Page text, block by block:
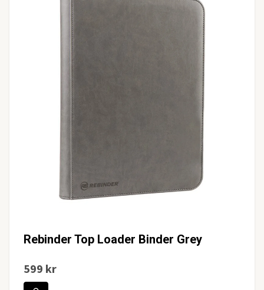
Rebinder Top Loader Binder Grey
599 kr